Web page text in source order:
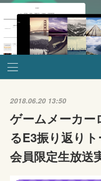
2018.06.20 13:50
ゲームメーカー
るE3振り返り
会員限定生放送